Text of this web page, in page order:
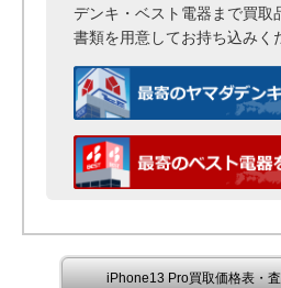
デンキ・ベスト電器まで買取
書類を用意してお持ち込みく
iPhone13 Pro買取価格表・